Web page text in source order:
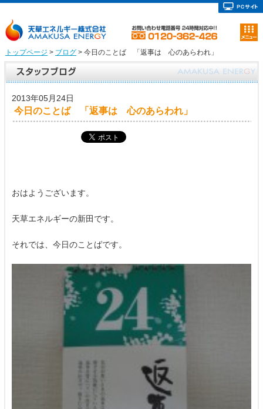
トップページ > ブログ> 今日のことば 「返事は 心のあらわれ」
2013年05月24日
今日のことば 「返事は 心のあらわれ」
おはようございます。
天草エネルギーの新田です。
それでは、今日のことばです。